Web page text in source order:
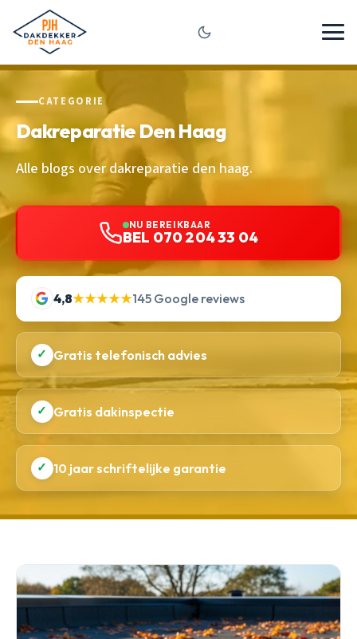
CATEGORIE
Dakreparatie Den Haag
Alle blogs over dakreparatie den haag.
NU BEREIKBAAR
BEL 070 204 33 04
4,8★★★★★145 Google reviews
✓ Gratis telefonisch advies
✓ Gratis dakinspectie
✓ 10 jaar schriftelijke garantie